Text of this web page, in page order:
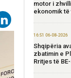
motor i
ekonomik të
16:51 06-08-2026
Shqipëria
zbatimin e
Rritjes të